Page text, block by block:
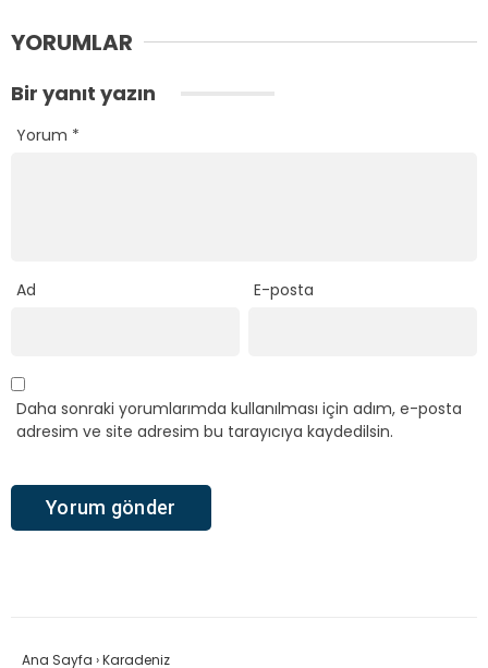
YORUMLAR
Bir yanıt yazın
Yorum *
Ad E-posta
Daha sonraki yorumlarımda kullanılması için adım, e-posta
adresim ve site adresim bu tarayıcıya kaydedilsin.
Ana Sayfa ›Karadeniz